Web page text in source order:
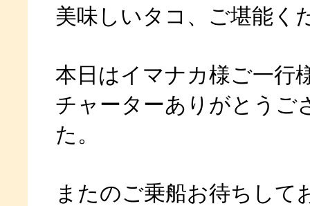
美味しいタコ、ご堪能く
本日はイマナカ様ご一行
チャーターありがとうご
た。
またのご乗船お待ちして